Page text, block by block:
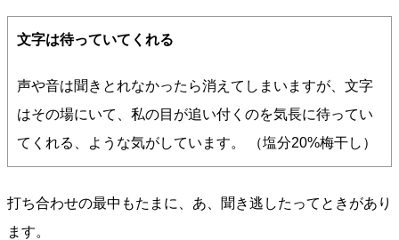
文字は待っていてくれる
声や音は聞きとれなかったら消えてしまいますが、文字
はその場にいて、私の目が追い付くのを気長に待ってい
てくれる、ような気がしています。 （塩分20%梅干し）
打ち合わせの最中もたまに、あ、聞き逃したってときがあり
ます。